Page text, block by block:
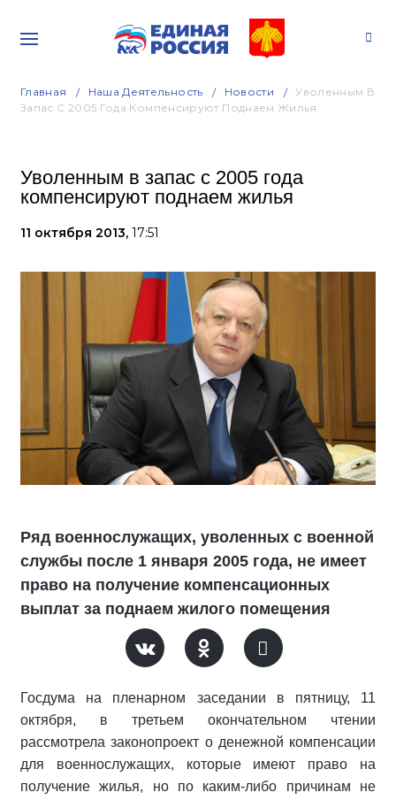
Главная Наша Деятельность Новости
Уволенным В
Запас С 2005 Года Компенсируют Поднаем Жилья
Уволенным в запас с 2005 года
компенсируют поднаем жилья
11 октября 2013, 17:51
Ряд военнослужащих, уволенных с военной
службы после 1 января 2005 года, не имеет
право на получение компенсационных
выплат за поднаем жилого помещения
Госдума на пленарном заседании в пятницу, 11
октября, в третьем окончательном чтении
рассмотрела законопроект о денежной компенсации
для военнослужащих, которые имеют право на
получение жилья, но по каким-либо причинам не